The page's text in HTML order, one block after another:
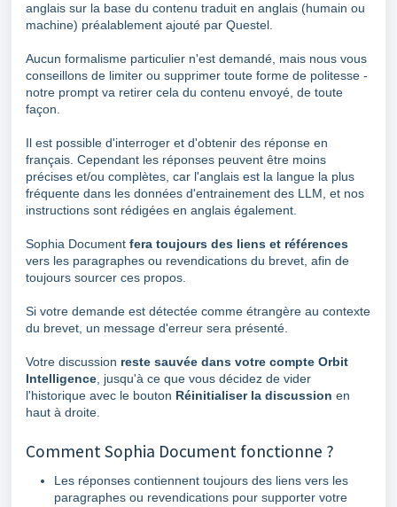
anglais sur la base du contenu traduit en anglais (humain ou
machine) préalablement ajouté par Questel.
Aucun formalisme particulier n'est demandé, mais nous vous
conseillons de limiter ou supprimer toute forme de politesse -
notre prompt va retirer cela du contenu envoyé, de toute
façon.
Il est possible d'interroger et d'obtenir des réponse en
français. Cependant les réponses peuvent être moins
précises et/ou complètes, car l'anglais est la langue la plus
fréquente dans les données d'entrainement des LLM, et nos
instructions sont rédigées en anglais également.
Sophia Document fera toujours des liens et références
vers les paragraphes ou revendications du brevet, afin de
toujours sourcer ces propos.
Si votre demande est détectée comme étrangère au contexte
du brevet, un message d'erreur sera présenté.
Votre discussion reste sauvée dans votre compte Orbit
Intelligence , jusqu'à ce que vous décidez de vider
l'historique avec le bouton Réinitialiser la discussion en
haut à droite.
Comment Sophia Document fonctionne ?
Les réponses contiennent toujours des liens vers les
paragraphes ou revendications pour supporter votre